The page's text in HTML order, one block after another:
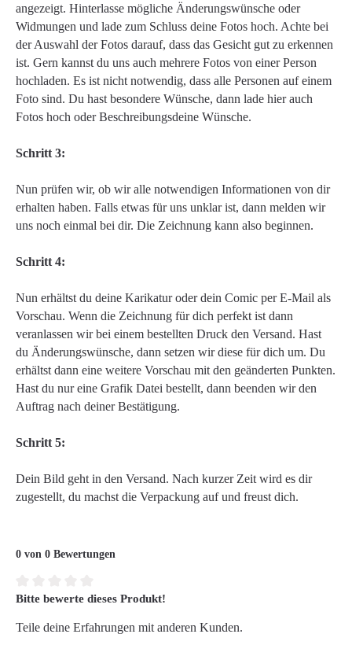
angezeigt. Hinterlasse mögliche Änderungswünsche oder
Widmungen und lade zum Schluss deine Fotos hoch. Achte bei
der Auswahl der Fotos darauf, dass das Gesicht gut zu erkennen
ist. Gern kannst du uns auch mehrere Fotos von einer Person
hochladen. Es ist nicht notwendig, dass alle Personen auf einem
Foto sind. Du hast besondere Wünsche, dann lade hier auch
Fotos hoch oder Beschreibungsdeine Wünsche.
Schritt 3:
Nun prüfen wir, ob wir alle notwendigen Informationen von dir
erhalten haben. Falls etwas für uns unklar ist, dann melden wir
uns noch einmal bei dir. Die Zeichnung kann also beginnen.
Schritt 4:
Nun erhältst du deine Karikatur oder dein Comic per E-Mail als
Vorschau. Wenn die Zeichnung für dich perfekt ist dann
veranlassen wir bei einem bestellten Druck den Versand. Hast
du Änderungswünsche, dann setzen wir diese für dich um. Du
erhältst dann eine weitere Vorschau mit den geänderten Punkten.
Hast du nur eine Grafik Datei bestellt, dann beenden wir den
Auftrag nach deiner Bestätigung.
Schritt 5:
Dein Bild geht in den Versand. Nach kurzer Zeit wird es dir
zugestellt, du machst die Verpackung auf und freust dich.
0 von 0 Bewertungen
Durchschnittliche Bewertung von 0 von 5 Sternen
Bitte bewerte dieses Produkt!
Teile deine Erfahrungen mit anderen Kunden.